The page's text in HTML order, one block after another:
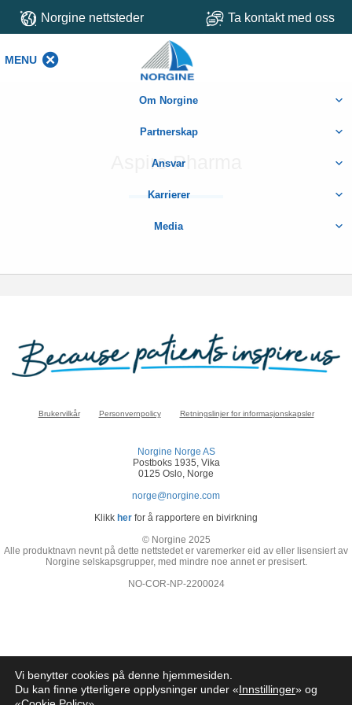
Norgine nettsteder Ta kontakt med oss
MENU
Om Norgine
Partnerskap
Ansvar
Karrierer
Media
Aspire Pharma
Brukervilkår Personvernpolicy Retningslinjer for informasjonskapsler
Norgine Norge AS
Postboks 1935, Vika
0125 Oslo, Norge
norge@norgine.com
Klikk her for å rapportere en bivirkning
© Norgine 2025
Alle produktnavn nevnt på dette nettstedet er varemerker eid av eller lisensiert av
Norgine selskapsgrupper, med mindre noe annet er presisert.
NO-COR-NP-2200024
Vi benytter cookies på denne hjemmesiden.
Du kan finne ytterligere opplysninger under «Innstillinger» og